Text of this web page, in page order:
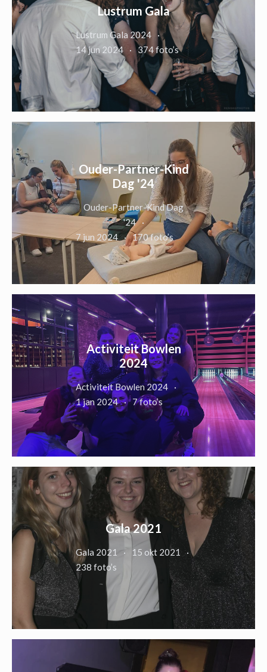
Lustrum Gala
Lustrum Gala 2024
14 jun 2024
374 foto’s
Ouder-Partner-Kind
Dag '24
Ouder-Partner-Kind Dag
'24
7 jun 2024
170 foto’s
Activiteit Bowlen
2024
Activiteit Bowlen 2024
1 jan 2024
7 foto’s
Gala 2021
Gala 2021
15 okt 2021
238 foto’s